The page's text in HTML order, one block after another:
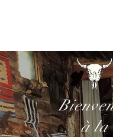
à la